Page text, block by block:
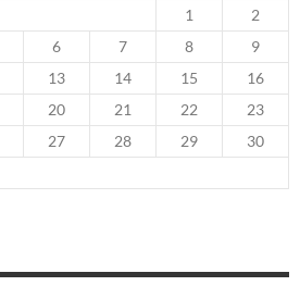
1
2
6 7 8
9
13 14 15
16
20 21 22
23
27 28 29
30